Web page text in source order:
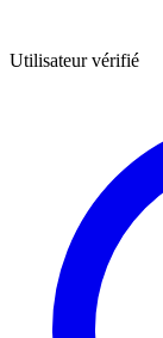
Utilisateur vérifié